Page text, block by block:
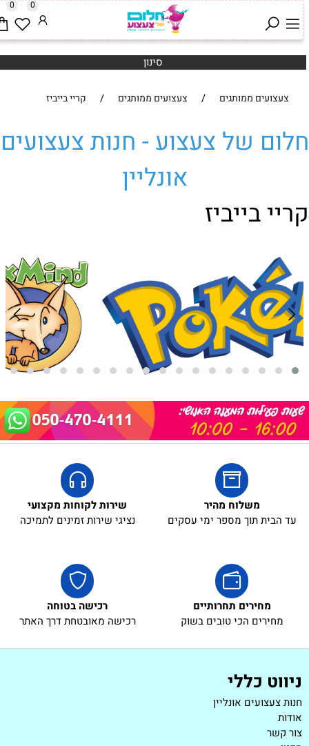
0 0
סינון
צעצועים ממותגים / צעצועים ממותגים / קריי בייביז
של צעצוע - חנות צעצועים
אונליין
בייביז
משלוח מהיר
עד הבית תוך מספר ימי עסקים
שירות לקוחות מקצועי
נציגי שירות זמינים לתמיכה
מחירים תחרותיים
מחירים הכי טובים בשוק
רכישה בטוחה
רכישה מאובטחת דרך האתר
ניווט כללי
חנות צעצועים אונליין
אודות
צור קשר